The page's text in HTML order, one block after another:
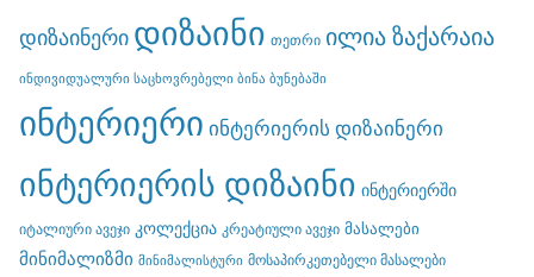
დიზაინერი დიზაინი თეთრი ილია ზაქარაია
ინდივიდუალური საცხოვრებელი ბინა ბუნებაში
ინტერიერი ინტერიერის დიზაინერი
ინტერიერის დიზაინი ინტერიერში
იტალიური ავეჯი კოლექცია კრეატიული ავეჯი მასალები
მინიმალიზმი მინიმალისტური მოსაპირკეთებელი მასალები